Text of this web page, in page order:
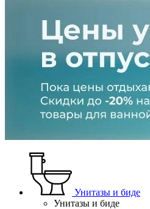
Унитазы и биде
Унитазы и биде